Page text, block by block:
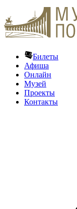
Билеты
Афиша
Онлайн
Музей
Проекты
Контакты